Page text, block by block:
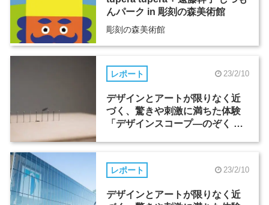
んパーク in 彫刻の森美術館
彫刻の森美術館
レポート 23/2/10
デザインとアートが限りなく近
づく、驚きや刺激に満ちた体験
「デザインスコープ―のぞく ふ
レポート 23/2/10
デザインとアートが限りなく近